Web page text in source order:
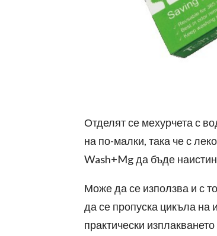
Отделят се мехурчета с
на по-малки, така че с
Wash+Mgда бъде
Може да се използва и с
да се пропуска цикъла на
практически